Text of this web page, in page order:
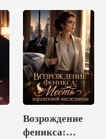
Возрождение
феникса: